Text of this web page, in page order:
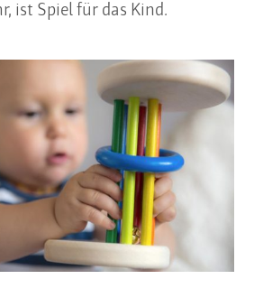
ist Spiel für das Kind.